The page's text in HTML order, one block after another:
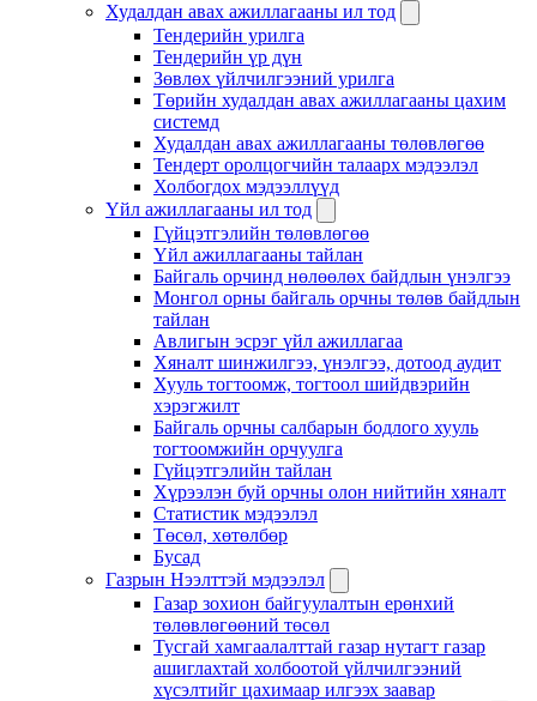
Худалдан авах ажиллагааны ил тод
Тендерийн урилга
Тендерийн үр дүн
Зөвлөх үйлчилгээний урилга
Төрийн худалдан авах ажиллагааны цахим
системд
Худалдан авах ажиллагааны төлөвлөгөө
Тендерт оролцогчийн талаарх мэдээлэл
Холбогдох мэдээллүүд
Үйл ажиллагааны ил тод
Гүйцэтгэлийн төлөвлөгөө
Үйл ажиллагааны тайлан
Байгаль орчинд нөлөөлөх байдлын үнэлгээ
Монгол орны байгаль орчны төлөв байдлын
тайлан
Авлигын эсрэг үйл ажиллагаа
Хяналт шинжилгээ, үнэлгээ, дотоод аудит
Хууль тогтоомж, тогтоол шийдвэрийн
хэрэгжилт
Байгаль орчны салбарын бодлого хууль
тогтоомжийн орчуулга
Гүйцэтгэлийн тайлан
Хүрээлэн буй орчны олон нийтийн хяналт
Статистик мэдээлэл
Төсөл, хөтөлбөр
Бусад
Газрын Нээлттэй мэдээлэл
Газар зохион байгуулалтын ерөнхий
төлөвлөгөөний төсөл
Тусгай хамгаалалттай газар нутагт газар
ашиглахтай холбоотой үйлчилгээний
хүсэлтийг цахимаар илгээх заавар